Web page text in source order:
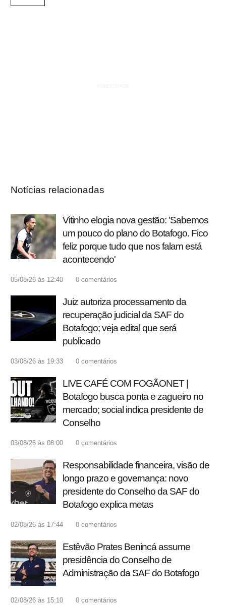
Notícias relacionadas
Vitinho elogia nova gestão: 'Sabemos
um pouco do plano do Botafogo. Fico
feliz porque tudo que nos falam está
acontecendo'
05/08/26 às 12:40 0 comentários
Juiz autoriza processamento da
recuperação judicial da SAF do
Botafogo; veja edital que será
publicado
03/08/26 às 19:33 0 comentários
LIVE CAFÉ COM FOGÃONET |
Botafogo busca ponta e zagueiro no
mercado; social indica presidente de
Conselho
03/08/26 às 08:00 0 comentários
Responsabilidade financeira, visão de
longo prazo e governança: novo
presidente do Conselho da SAF do
Botafogo explica metas
02/08/26 às 17:44 0 comentários
Estêvão Prates Benincá assume
presidência do Conselho de
Administração da SAF do Botafogo
02/08/26 às 15:10 0 comentários